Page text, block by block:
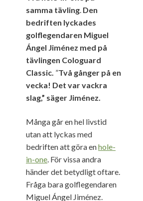
samma tävling. Den
bedriften lyckades
golflegendaren Miguel
Ángel Jiménez med på
tävlingen Cologuard
Classic. ”Två gånger på en
vecka! Det var vackra
slag,” säger Jiménez.
Många går en hel livstid
utan att lyckas med
bedriften att göra enhole-
in-one . För vissa andra
händer det betydligt oftare.
Fråga bara golflegendaren
Miguel Ángel Jiménez.